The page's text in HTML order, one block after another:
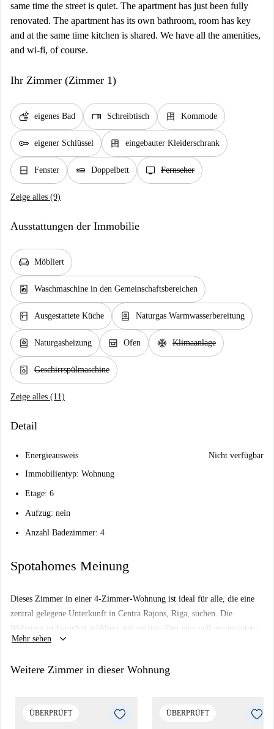
same time the street is quiet. The apartment has just been fully
renovated. The apartment has its own bathroom, room has key
and at the same time kitchen is shared. We have all the amenities,
and wi-fi, of course.
Ihr Zimmer (Zimmer 1)
soap eigenes Bad desk Schreibtisch dresser Kommode
key eigener Schlüssel dresser eingebauter Kleiderschrank
window_closed Fenster airline_seat_flat Doppelbett tv Fernseher
Zeige alles (9)
Ausstattungen der Immobilie
chair Möbliert
local_laundry_service Waschmaschine in den Gemeinschaftsbereichen
kitchen Ausgestattete Küche water_heater Naturgas Warmwasserbereitung
water_heater Naturgasheizung oven_gen Ofen ac_unit Klimaanlage
dishwasher_gen Geschirrspülmaschine
Zeige alles (11)
Detail
Energieausweis
Nicht verfügbar
Immobilientyp: Wohnung
Etage: 6
Aufzug: nein
Anzahl Badezimmer: 4
Spotahomes Meinung
Dieses Zimmer in einer 4-Zimmer-Wohnung ist ideal für alle, die eine
zentral gelegene Unterkunft in Centra Rajons, Riga, suchen. Die
Wohnung ist komplett möbliert und verfügt über eine voll ausgestattete
Küche. Das Gebäude hat keinen Aufzug. Das Zimmer wurde persönlich
Qualitätsstandards zu gewährleisten.
Sehenswürdigkeiten in der Nähe, darunter die Maskavas-Bäder und der
Berga-Basar sowie weitere wichtige Touristenattraktionen wie das
Mehr sehen keyboard_arrow_down
Weitere Zimmer in dieser Wohnung
ÜBERPRÜFT ÜBERPRÜFT